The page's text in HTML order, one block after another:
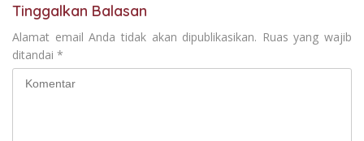
Tinggalkan Balasan
Alamat email Anda tidak akan dipublikasikan. Ruas yang wajib
ditandai *